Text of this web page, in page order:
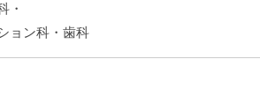
・
ョン科・歯科